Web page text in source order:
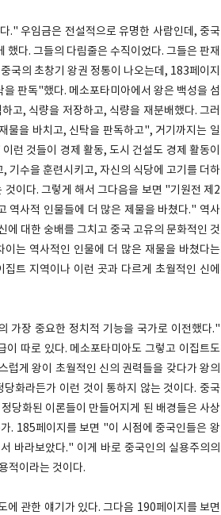
." 우임금은 전설적으로 유명한 사람인데, 중국
다. 그들의 다림줄은 수직이었다. 그들은 판재
국의 초창기 왕권 정통이 나오는데, 183페이지
판독"했다. 메소포타미아에서 왕은 백성을 섬
고, 식량을 저장하고, 식량을 재분배했다. 그러
물을 바치고, 신탁을 판독하고", 거기까지는 일
런 것들이 경제 활동, 도시 건설도 경제 활동이
기수을 훈련시키고, 자신의 식당에 고기를 더하
이다. 그렇게 해서 그다음을 보면 "기원전 제2
역사적 인물들에 더 많은 제물을 바쳤다." 역사
에 대한 숭배를 그치고 중국 고유의 문화적인 것
는 역사적인 인물에 더 많은 재물을 바쳤다는
트 지역이나 이런 곳과 다르게 초월적인 신에
가장 중요한 정치적 기능을 국가로 이전했다."
이 따로 있다. 메소포타미아도 그렇고 이집트도
럽게 왕이 초월적인 신의 권력들을 갖다가 왕의
화라든가 이런 것이 통하지 않는 것이다. 중국
당화된 이론들이 만들어지게 된 배경들은 사상
. 185페이지를 보면 "이 시점에 중국인들은 왕
바라보았다." 이게 바로 중국인의 실용주의의
적이라는 것이다.
관한 얘기가 있다. 그다음 190페이지를 보면